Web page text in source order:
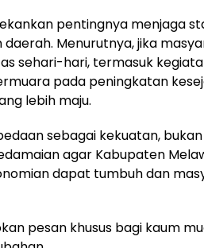
pentingnya menjaga
Menurutnya, jika
sehari-hari, termasuk
pada peningkatan
lebih maju.
sebagai kekuatan,
agar Kabupaten
dapat tumbuh dan
pesan khusus bagi kaum